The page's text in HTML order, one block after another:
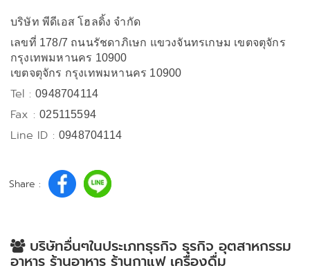
บริษัท พีดีเอส โฮลดิ้ง จำกัด
เลขที่ 178/7 ถนนรัชดาภิเษก แขวงจันทรเกษม เขตจตุจักร
กรุงเทพมหานคร 10900
เขตจตุจักร กรุงเทพมหานคร 10900
Tel :0948704114
Fax :025115594
Line ID : 0948704114
Share :
บริษัทอื่นๆในประเภทธุรกิจ ธุรกิจ อุตสาหกรรม
อาหาร ร้านอาหาร ร้านกาแฟ เครื่องดื่ม